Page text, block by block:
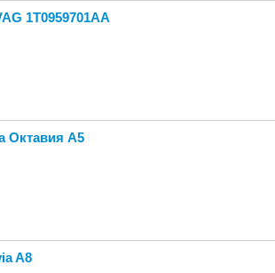
1T0959701AA
Октавия А5
A8